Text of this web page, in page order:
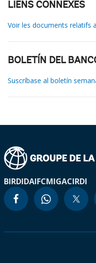
LIENS CONNEXES
Voir les documents relatifs
BOLETÍN DEL
Suscríbase al boletín
BIRDIDAIFCMIGACIRDI